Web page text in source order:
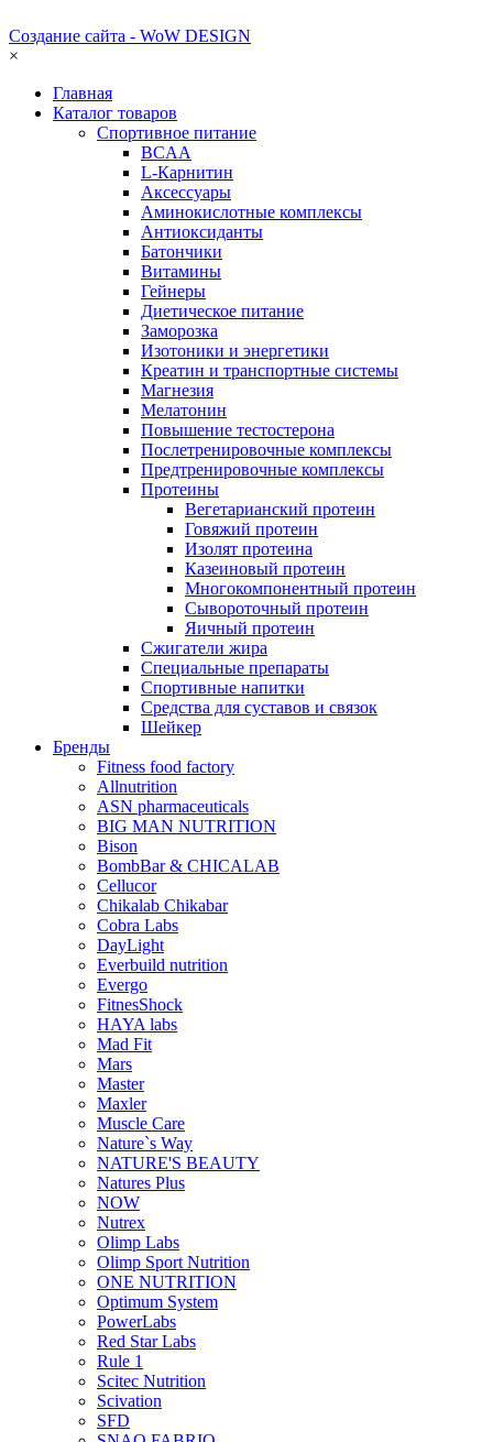
Создание сайта - WoW DESIGN
×
Главная
Каталог товаров
Спортивное питание
BCAA
L-Карнитин
Аксессуары
Аминокислотные комплексы
Антиоксиданты
Батончики
Витамины
Гейнеры
Диетическое питание
Заморозка
Изотоники и энергетики
Креатин и транспортные системы
Магнезия
Мелатонин
Повышение тестостерона
Послетренировочные комплексы
Предтренировочные комплексы
Протеины
Вегетарианский протеин
Говяжий протеин
Изолят протеина
Казеиновый протеин
Многокомпонентный протеин
Сывороточный протеин
Яичный протеин
Сжигатели жира
Специальные препараты
Спортивные напитки
Средства для суставов и связок
Шейкер
Бренды
Fitness food factory
Allnutrition
ASN pharmaceuticals
BIG MAN NUTRITION
Bison
BombBar & CHICALAB
Cellucor
Chikalab Chikabar
Cobra Labs
DayLight
Everbuild nutrition
Evergo
FitnesShock
HAYA labs
Mad Fit
Mars
Master
Maxler
Muscle Care
Nature`s Way
NATURE'S BEAUTY
Natures Plus
NOW
Nutrex
Olimp Labs
Olimp Sport Nutrition
ONE NUTRITION
Optimum System
PowerLabs
Red Star Labs
Rule 1
Scitec Nutrition
Scivation
SFD